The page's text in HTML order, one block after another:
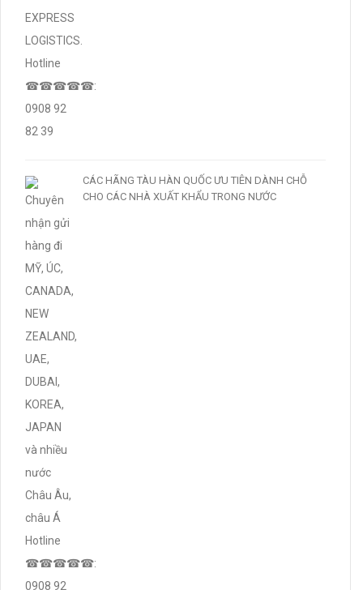
CÁC HÃNG TÀU HÀN QUỐC ƯU TIÊN DÀNH CHỖ
CHO CÁC NHÀ XUẤT KHẨU TRONG NƯỚC